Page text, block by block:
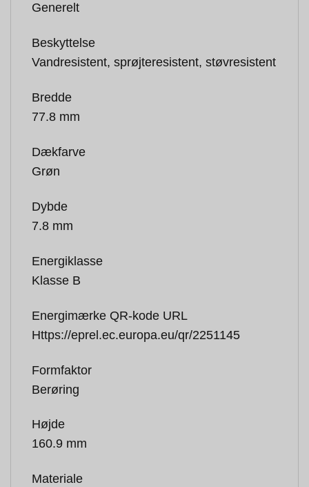
Generelt
Beskyttelse
Vandresistent, sprøjteresistent, støvresistent
Bredde
77.8 mm
Dækfarve
Grøn
Dybde
7.8 mm
Energiklasse
Klasse B
Energimærke QR-kode URL
Https://eprel.ec.europa.eu/qr/2251145
Formfaktor
Berøring
Højde
160.9 mm
Materiale